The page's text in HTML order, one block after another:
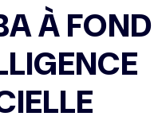
À FOND